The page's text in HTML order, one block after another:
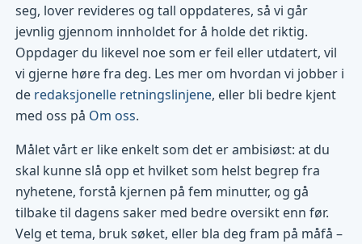
seg, lover revideres og tall oppdateres, så vi går
jevnlig gjennom innholdet for å holde det riktig.
Oppdager du likevel noe som er feil eller utdatert, vil
vi gjerne høre fra deg. Les mer om hvordan vi jobber i
de redaksjonelle retningslinjene, eller bli bedre kjent
med oss på Om oss.
Målet vårt er like enkelt som det er ambisiøst: at du
skal kunne slå opp et hvilket som helst begrep fra
nyhetene, forstå kjernen på fem minutter, og gå
tilbake til dagens saker med bedre oversikt enn før.
Velg et tema, bruk søket, eller bla deg fram på måfå –